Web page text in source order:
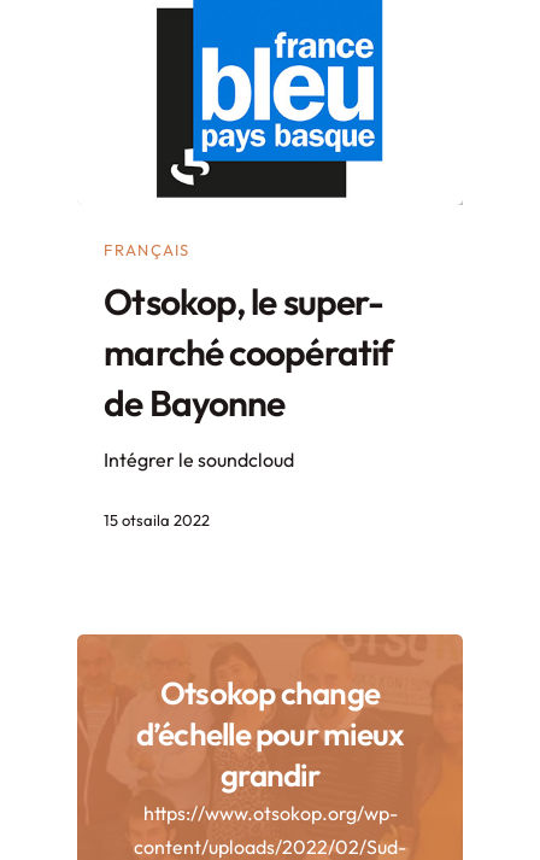
FRANÇAIS
Otsokop, le super-
marché coopératif
de Bayonne
Intégrer le soundcloud
15 otsaila 2022
Otsokop change
d’échelle pour mieux
grandir
https://www.otsokop.org/wp-
content/uploads/2022/02/Sud-